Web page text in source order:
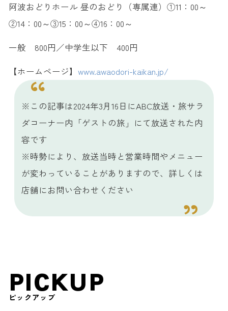
阿波おどりホール 昼のおどり（専属連）①11：00～
②14：00～③15：00～④16：00～
一般 800円／中学生以下 400円
【ホームページ】 www.awaodori-kaikan.jp/
※この記事は2024年3月16日にABC放送・旅サラ
ダコーナー内「ゲストの旅」にて放送された内
容です
※時勢により、放送当時と営業時間やメニュー
が変わっていることがありますので、詳しくは
店舗にお問い合わせください
PICKUP
ピックアップ